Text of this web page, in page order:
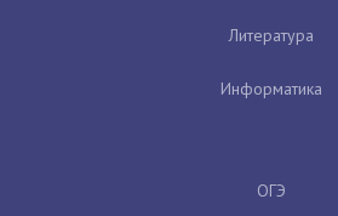
Литература
Информатика
ОГЭ